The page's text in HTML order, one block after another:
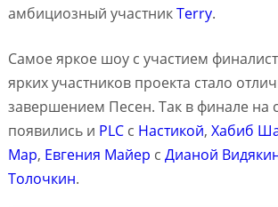
амбициозный участникTerry.
Самое яркое шоу с участием
ярких участников проекта стало
завершением Песен. Так в финале на
появились и PLCс Настикой, Хабиб
Мар, Евгения Майер с Дианой
Толочкин.